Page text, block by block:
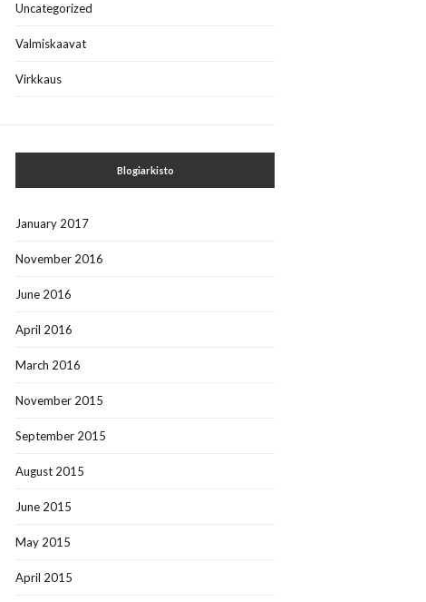
Uncategorized
Valmiskaavat
Virkkaus
Blogiarkisto
January 2017
November 2016
June 2016
April 2016
March 2016
November 2015
September 2015
August 2015
June 2015
May 2015
April 2015